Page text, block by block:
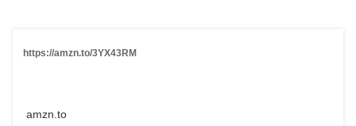
https://amzn.to/3YX43RM
amzn.to